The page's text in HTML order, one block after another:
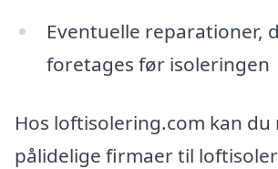
Eventuelle reparationer,
foretages før isoleringen
Hos loftisolering.com kan
pålidelige firmaer til